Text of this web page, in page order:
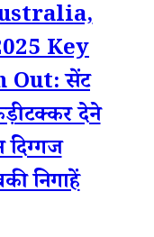
Key
Out: सेंट
टक्कर देने
दिग्गज
निगाहें